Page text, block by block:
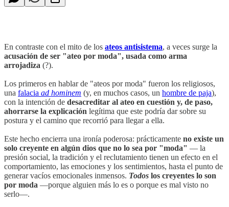
En contraste con el mito de los ateos antisistema, a veces surge la
acusación de ser "ateo por moda", usada como arma
arrojadiza (?).
Los primeros en hablar de "ateos por moda" fueron los religiosos,
una falacia ad hominem (y, en muchos casos, un hombre de paja),
con la intención de desacreditar al ateo en cuestión y, de paso,
ahorrarse la explicación legítima que este podría dar sobre su
postura y el camino que recorrió para llegar a ella.
Este hecho encierra una ironía poderosa: prácticamente no existe un
solo creyente en algún dios que no lo sea por "moda" — la
presión social, la tradición y el reclutamiento tienen un efecto en el
comportamiento, las emociones y los sentimientos, hasta el punto de
generar vacíos emocionales inmensos. Todos los creyentes lo son
por moda —porque alguien más lo es o porque es mal visto no
serlo—.